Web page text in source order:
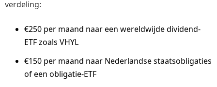
verdeling:
€250 per maand naar een wereldwijde dividend-
ETF zoals VHYL
€150 per maand naar Nederlandse staatsobligaties
of een obligatie-ETF